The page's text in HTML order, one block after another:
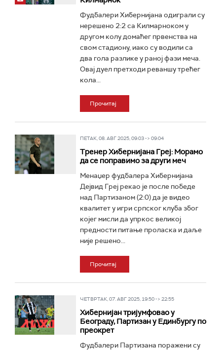
Фудбалери Хибернијана одиграли су
нерешено 2:2 са Килмарноком у
другом колу домаћег првенства на
свом стадиону, иако су водили са
два гола разлике у раној фази меча.
Овај дуел претходи реваншу трећег
кола...
Прочитај
ПЕТАК, 08. АВГ 2025, 09:03 -> 09:04
Тренер Хибернијана Греј: Морамо
да се поправимо за други меч
Менаџер фудбалера Хибернијана
Дејвид Греј рекао је после победе
над Партизаном (2:0) да је видео
квалитет у игри српског клуба због
којег мисли да упркос великој
предности питање проласка и даље
није решено...
Прочитај
ЧЕТВРТАК, 07. АВГ 2025, 19:50 -> 22:55
Хибернијан тријумфовао у
Београду, Партизан у Единбургу по
преокрет
Фудбалери Партизана поражени су